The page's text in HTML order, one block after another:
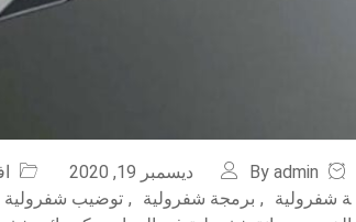
By admin ديسمبر 19, 2020
ة شفرولية
, برمجة شفرولية , توضيب شفرولية